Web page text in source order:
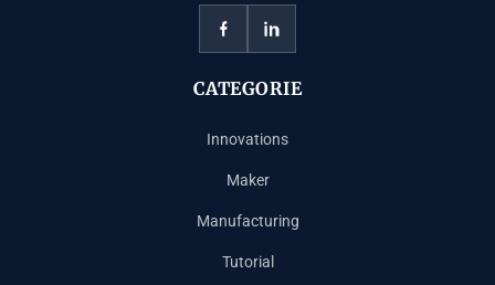
CATEGORIE
Innovations
Maker
Manufacturing
Tutorial